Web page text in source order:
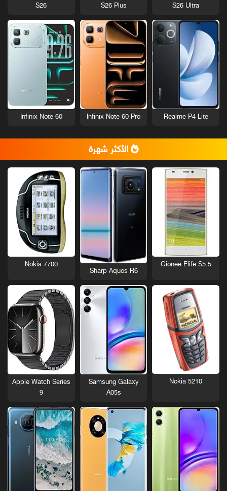
S26 Ultra
S26 Plus
S26
Realme P4 Lite
Infinix Note 60 Pro
Infinix Note 60
الأكثر شهرة
Gionee Elife S5.5
Sharp Aquos R6
Nokia 7700
Nokia 5210
Samsung Galaxy
A05s
Apple Watch Series
9